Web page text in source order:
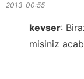
2013 00:55
kevser:
misiniz